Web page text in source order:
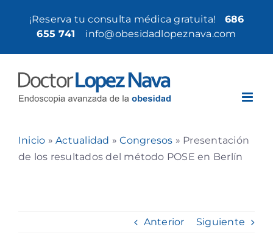
contenido
¡Reserva tu consulta médica gratuita!
686
655 741
info@obesidadlopeznava.com
Inicio »Actualidad »Congresos » Presentación
de los resultados del método POSE en Berlín
Anterior Siguiente